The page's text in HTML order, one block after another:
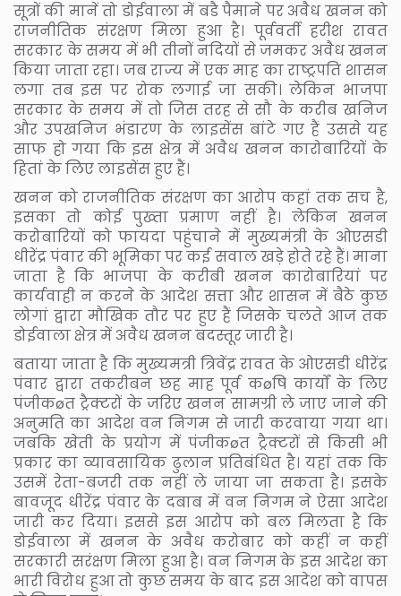
सूत्रों की मानें तो डोईवाला में बडै पैमाने पर अवैध खनन को
राजनीतिक संरक्षण मिला हुआ है। पूर्ववर्ती हरीश रावत
सरकार के समय में भी तीनों नदियों से जमकर अवैध खनन
किया जाता रहा। जब राज्य में एक माह का राष्ट्रपति शासन
लगा तब इस पर रोक लगाई जा सकी। लेकिन भाजपा
सरकार के समय में तो जिस तरह से सौ के करीब खनिज
और उपखनिज भंडारण के लाइसेंस बांटे गए हैं उससे यह
साफ हो गया कि इस क्षेत्र में अवैध खनन कारोबारियों के
हितां के लिए लाइसेंस हुए हैं।
खनन को राजनीतिक संरक्षण का आरोप कहां तक सच है,
इसका तो कोई पुख्ता प्रमाण नहीं है। लेकिन खनन
करोबारियों को फायदा पहुंचाने में मुख्यमंत्री के ओएसडी
धीरेंद्र पंवार की भूमिका पर कई सवाल खड़े होते रहे हैं। माना
जाता है कि भाजपा के करीबी खनन कारोबारियां पर
कार्यवाही न करने के आदेश सत्ता और शासन में बैठे कुछ
लोगां द्वारा मौखिक तौर पर हुए हैं जिसके चलते आज तक
डोईवाला क्षेत्र में अवैध खनन बदस्तूर जारी है।
बताया जाता है कि मुख्यमत्री त्रिवेंद्र रावत के ओएसडी धीरेंद्र
पंवार द्वारा तकरीबन छह माह पूर्व कøषि कार्यों के लिए
पंजीकøत ट्रैक्टरों के जरिए खनन सामग्री ले जाए जाने की
अनुमति का आदेश वन निगम से जारी करवाया गया था।
जबकि खेती के प्रयोग में पंजीकøत ट्रैक्टरों से किसी भी
प्रकार का व्यावसायिक ढुलान प्रतिबंधित है। यहां तक कि
उसमें रेता-बजरी तक नहीं ले जाया जा सकता है। इसके
बावजूद धीरेंद्र पंवार के दबाब में वन निगम ने ऐसा आदेश
जारी कर दिया। इससे इस आरोप को बल मिलता है कि
डोईवाला में खनन के अवैध करोबार को कहीं न कहीं
सरकारी सरंक्षण मिला हुआ है। वन निगम के इस आदेश का
भारी विरोध हुआ तो कुछ समय के बाद इस आदेश को वापस